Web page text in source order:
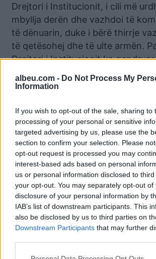
albeu.com - Do Not Process My
Information
If you wish to opt-out of the sale, sharing to
processing of your personal or sensitive
targeted advertising by us, please use the
section to confirm your selection. Please
opt-out request is processed you may
interest-based ads based on personal
us or personal information disclosed to
your opt-out. You may separately opt-out of
disclosure of your personal information by
IAB’s list of downstream participants. This
also be disclosed by us to third parties on
Downstream Participants that may further
Drejtori i Institucionit, i cili më
mbyllja derën dhe vazhdoi të
të dënuarin, duke i bërë thirrje
të qetësohej dhe të ulte armën.
Drejtori i Institucionit ka qendruar
duke vazhduar komunikimin për
që qendronte pas derës, kurse
në vendin ku kishte ndodhur
Nga punonjësi i policisë me
ajrimi, Nëninspekor Indrit Dubali,
në mënyrë të përmbledhur, na
paraburgosuri Sokol Mjaca, kur
fusha e ajrimit për të shkuar në
dritarja e dhomës ku ka ndodhur
komunikuar me të dënuarin Indrit
kishte kërkuar që të thërriste,